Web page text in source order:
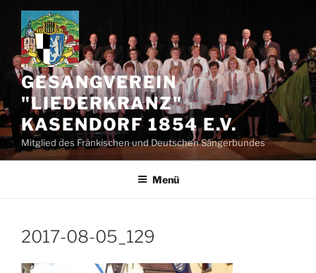
Zum
Inhalt
springen
GESANGVEREIN
"LIEDERKRANZ"
KASENDORF 1854 E.V.
Mitglied des Fränkischen und Deutschen Sängerbundes
Menü
2017-08-05_129